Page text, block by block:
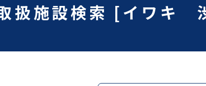
扱施設検索 [イワキ